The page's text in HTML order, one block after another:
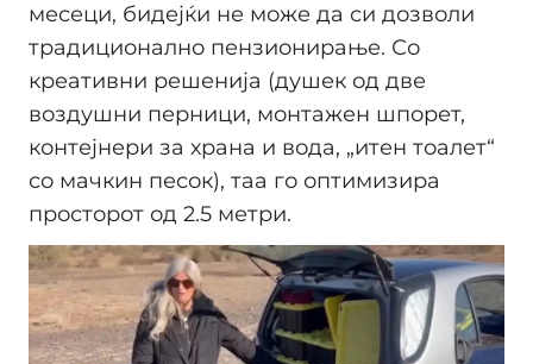
месеци, бидејќи не може да си дозволи
традиционално пензионирање. Со
креативни решенија (душек од две
воздушни перници, монтажен шпорет,
контејнери за храна и вода, „итен тоалет“
со мачкин песок), таа го оптимизира
просторот од 2.5 метри.